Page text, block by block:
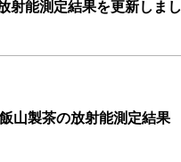
射能測定結果を更新しまし
山製茶の放射能測定結果